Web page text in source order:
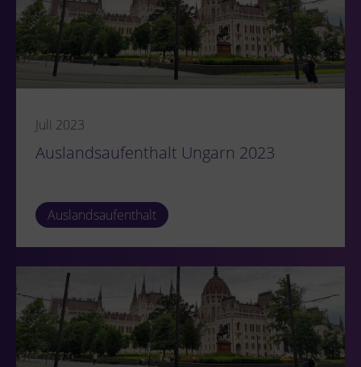
Juli 2023
Auslandsaufenthalt Ungarn 2023
Auslandsaufenthalt